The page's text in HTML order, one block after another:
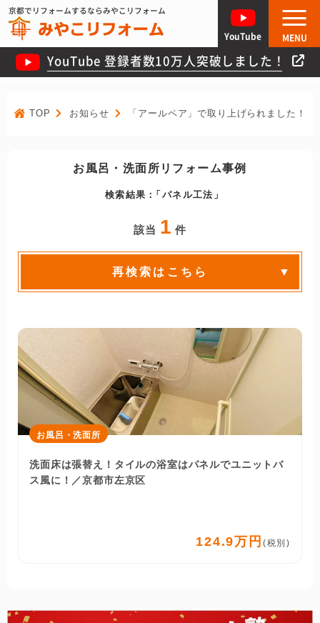
京都でリフォームするならみやこリフォーム
YouTube 登録者数10万人突破しました！
YouTube MENU
TOP お知らせ 「アールペア」で取り上げられました！
お風呂・洗面所リフォーム事例
検索結果：パネル工法
該当 1 件
再検索はこちら
お風呂・洗面所
洗面床は張替え！タイルの浴室はパネルでユニットバ
ス風に！／京都市左京区
124.9万円 (税別)